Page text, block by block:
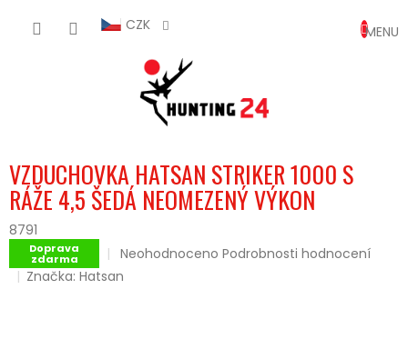
CZK
KOŠÍK
VZDUCHOVKA HATSAN STRIKER 1000 S
RÁŽE 4,5 ŠEDÁ NEOMEZENÝ VÝKON
8791
Doprava
zdarma
Průměrné
hodnocení
produktu
Neohodnoceno Podrobnosti hodnocení
Značka:Hatsan